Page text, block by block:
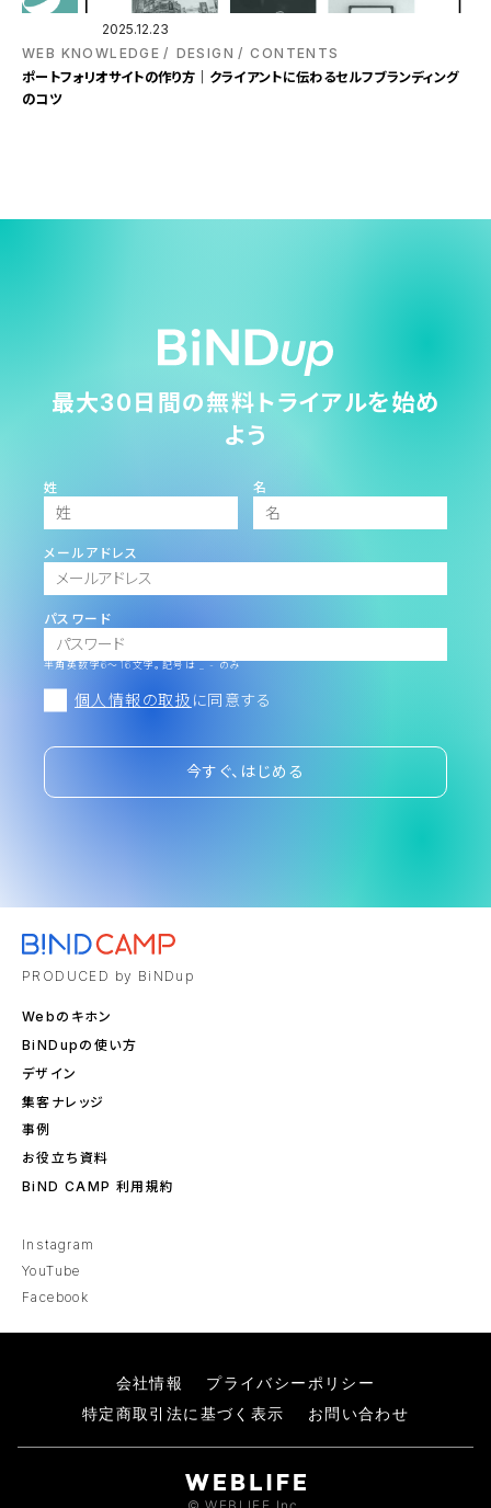
2025.12.23
WEB KNOWLEDGE
DESIGN CONTENTS
ポートフォリオサイトの作り方｜クライアントに伝わるセルフブランディング
のコツ
最大30日間の無料トライアルを始め
よう
姓 名
メールアドレス
パスワード
半角英数字6～16文字。記号は _ - のみ
個人情報の取扱 に同意する
今すぐ、はじめる
PRODUCED by BiNDup
Webのキホン
BiNDupの使い方
デザイン
集客ナレッジ
事例
お役立ち資料
BiND CAMP 利用規約
Instagram
YouTube
Facebook
会社情報
プライバシーポリシー
特定商取引法に基づく表示
お問い合わせ